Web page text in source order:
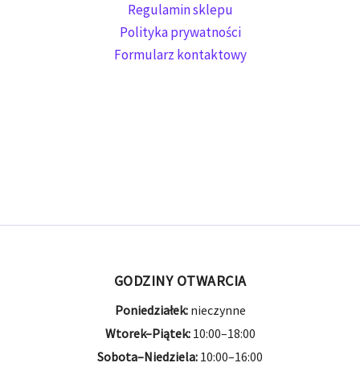
Regulamin sklepu
Polityka prywatności
Formularz kontaktowy
GODZINY OTWARCIA
Poniedziałek:nieczynne
Wtorek–Piątek:10:00–18:00
Sobota–Niedziela: 10:00–16:00